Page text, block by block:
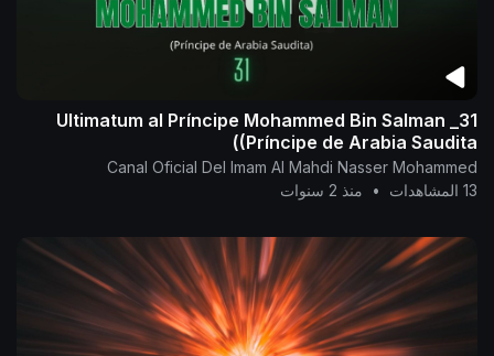
31_ Ultimatum al Príncipe Mohammed Bin Salman
(Príncipe de Arabia Saudita)
Canal Oficial Del Imam Al Mahdi Nasser Mohammed
13 المشاهدات
• منذ 2 سنوات